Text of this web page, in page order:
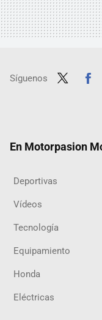
Síguenos
En Motorpasion
Deportivas
Vídeos
Tecnología
Equipamiento
Honda
Eléctricas